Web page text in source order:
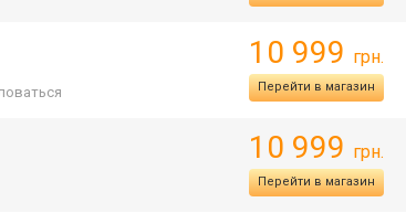
10 999 грн.
Перейти в магазин
10 999 грн.
Перейти в магазин